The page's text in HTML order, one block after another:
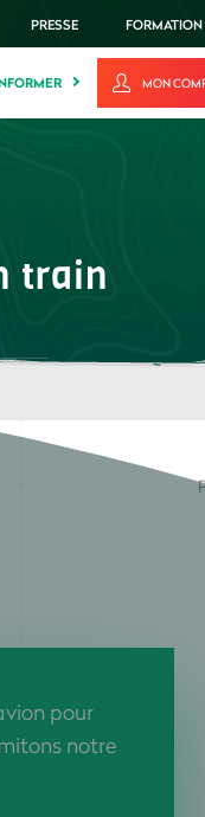
PRESSE FORMATION
MON
train
pour
notre